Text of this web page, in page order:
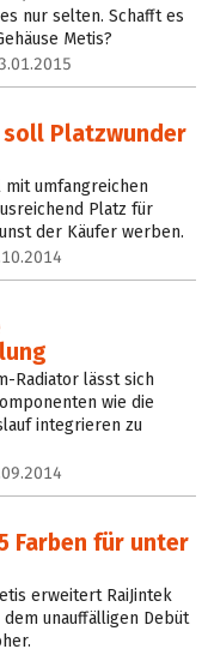
nur selten. Schafft es
Metis?
soll Platzwunder
mit umfangreichen
Platz für
der Käufer werben.
Radiator lässt sich
wie die
integrieren zu
Farben für unter
erweitert RaiJintek
unauffälligen Debüt